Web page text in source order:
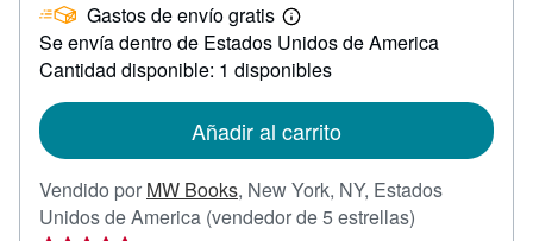
48,11 Gastos de envío gratis
Más
información
sobre
las
envío
Se envía dentro de Estados Unidos de America
Cantidad disponible: 1 disponibles
Añadir al carrito
Vendido por MW Books, New York, NY, Estados
Unidos de America (vendedor de 5 estrellas)